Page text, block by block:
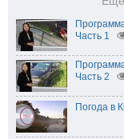
Часть 1
Часть 2
Погода в